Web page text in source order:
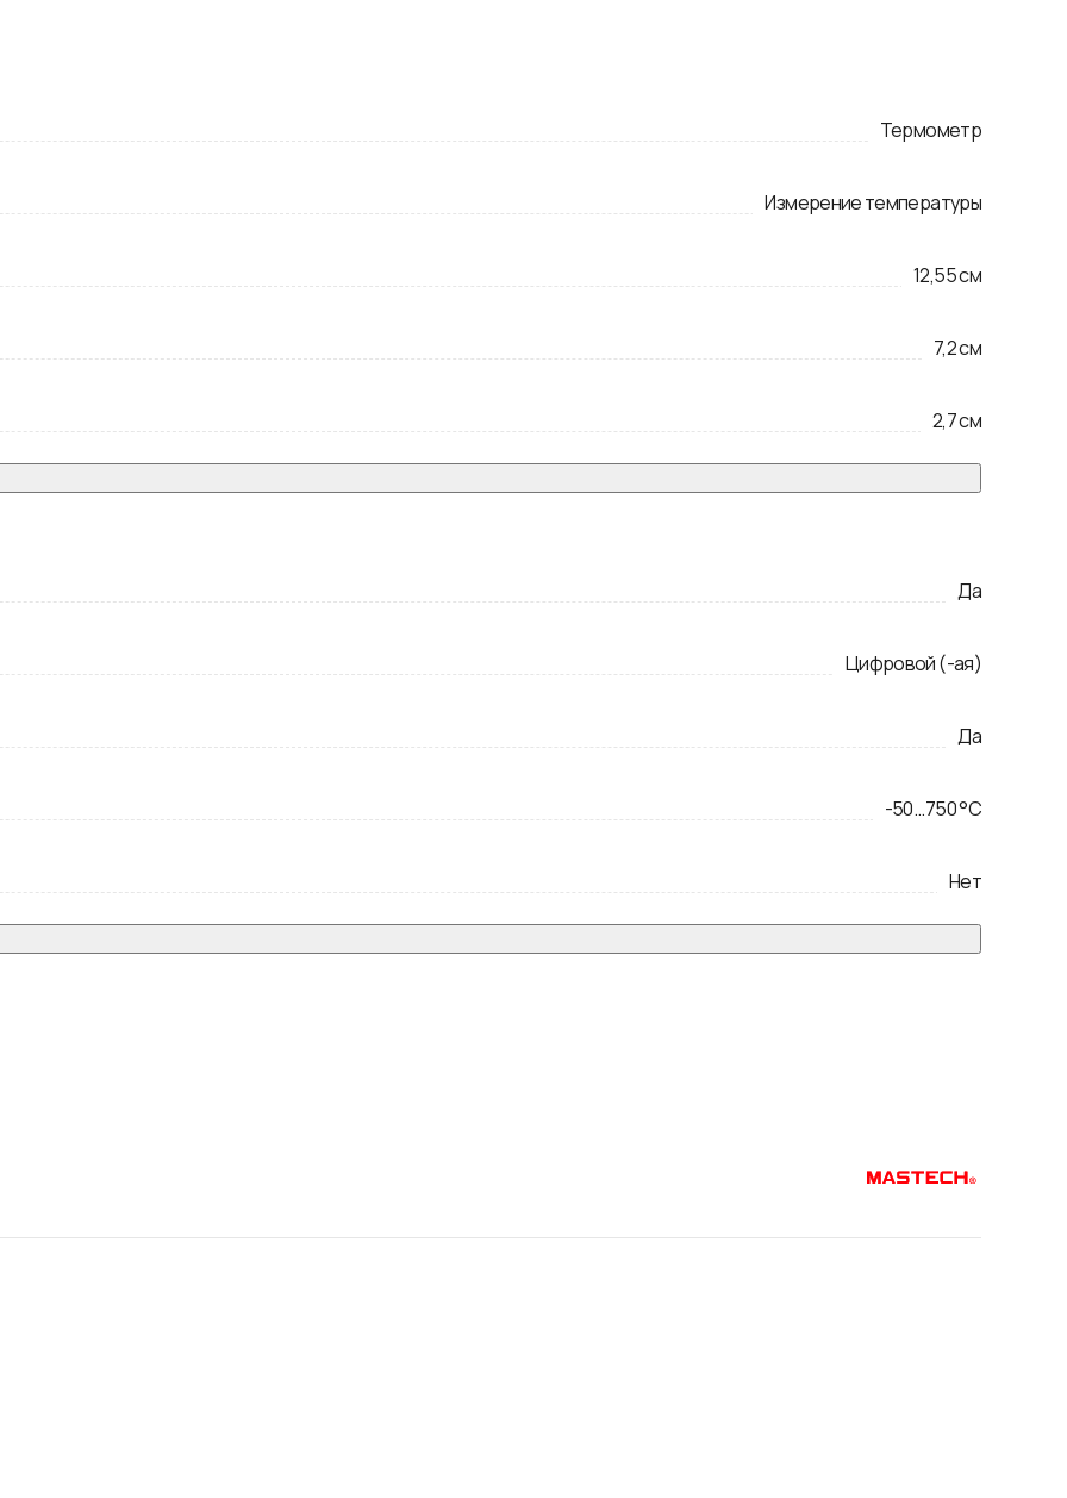
Термометр
Измерение температуры
12,55см
7,2см
2,7см
Да
Цифровой (-ая)
Да
-50...750°C
Нет